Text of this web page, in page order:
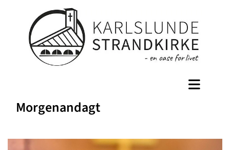
Morgenandagt